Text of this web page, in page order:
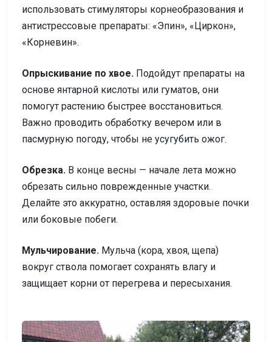
использовать стимуляторы корнеобразования и
антистрессовые препараты: «Эпин», «Циркон»,
«Корневин».
Опрыскивание по хвое. Подойдут препараты на
основе янтарной кислоты или гуматов, они
помогут растению быстрее восстановиться.
Важно проводить обработку вечером или в
пасмурную погоду, чтобы не усугубить ожог.
Обрезка. В конце весны — начале лета можно
обрезать сильно поврежденные участки.
Делайте это аккуратно, оставляя здоровые почки
или боковые побеги.
Мульчирование. Мульча (кора, хвоя, щепа)
вокруг ствола помогает сохранять влагу и
защищает корни от перегрева и пересыхания.